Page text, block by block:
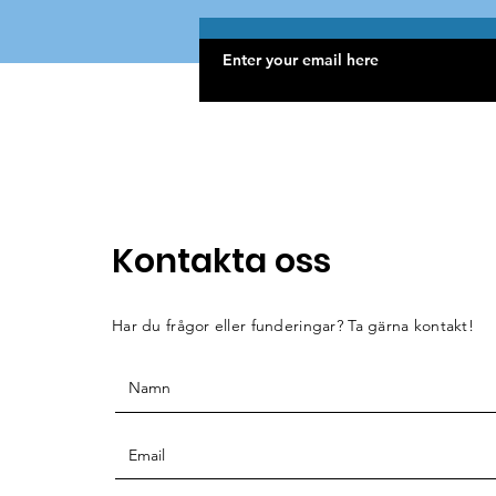
Kontakta oss
Har du frågor eller funderingar? Ta gärna kontakt!